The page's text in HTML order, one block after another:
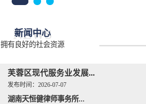
NEWS
新闻中心
拥有良好的社会资源
芙蓉区现代服务业发展...
发布时间： 2026-07-07
湖南天恒健律师事务所...